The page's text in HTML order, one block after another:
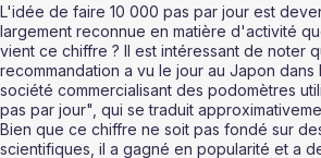
L'idée de faire 10 000 pas par jour est
largement reconnue en matière d'activité
vient ce chiffre ? Il est intéressant de noter
recommandation a vu le jour au Japon dans
société commercialisant des podomètres
pas par jour", qui se traduit
Bien que ce chiffre ne soit pas fondé sur
scientifiques, il a gagné en popularité et a